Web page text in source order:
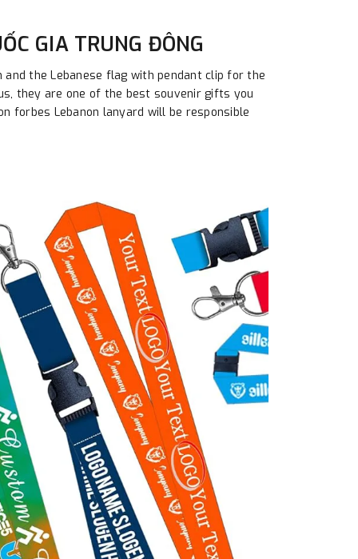
GIA TRUNG ĐÔNG
the Lebanese flag with pendant clip for the
they are one of the best souvenir gifts you
forbes Lebanon lanyard will be responsible